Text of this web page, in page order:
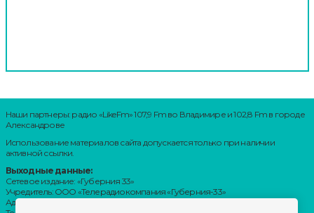
Наши партнеры: радио «LikeFm» 107,9 Fm во Владимире и 102,8 Fm в городе
Александрове
Использование материалов сайта допускается только при наличии
активной ссылки.
Выходные данные:
Сетевое издание: «Губерния 33»
Учредитель: ООО «Телерадиокомпания «Губерния-33»
Адрес: Воронцовский переулок, д.4.г. Владимир, 600000